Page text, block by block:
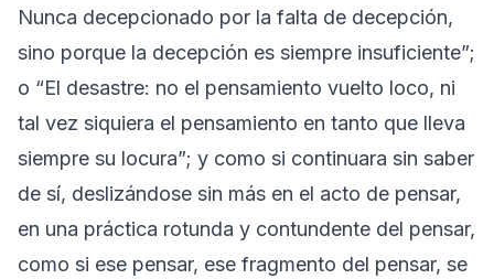
Nunca decepcionado por la falta de decepción,
sino porque la decepción es siempre insuficiente”;
o “El desastre: no el pensamiento vuelto loco, ni
tal vez siquiera el pensamiento en tanto que lleva
siempre su locura”; y como si continuara sin saber
de sí, deslizándose sin más en el acto de pensar,
en una práctica rotunda y contundente del pensar,
como si ese pensar, ese fragmento del pensar, se